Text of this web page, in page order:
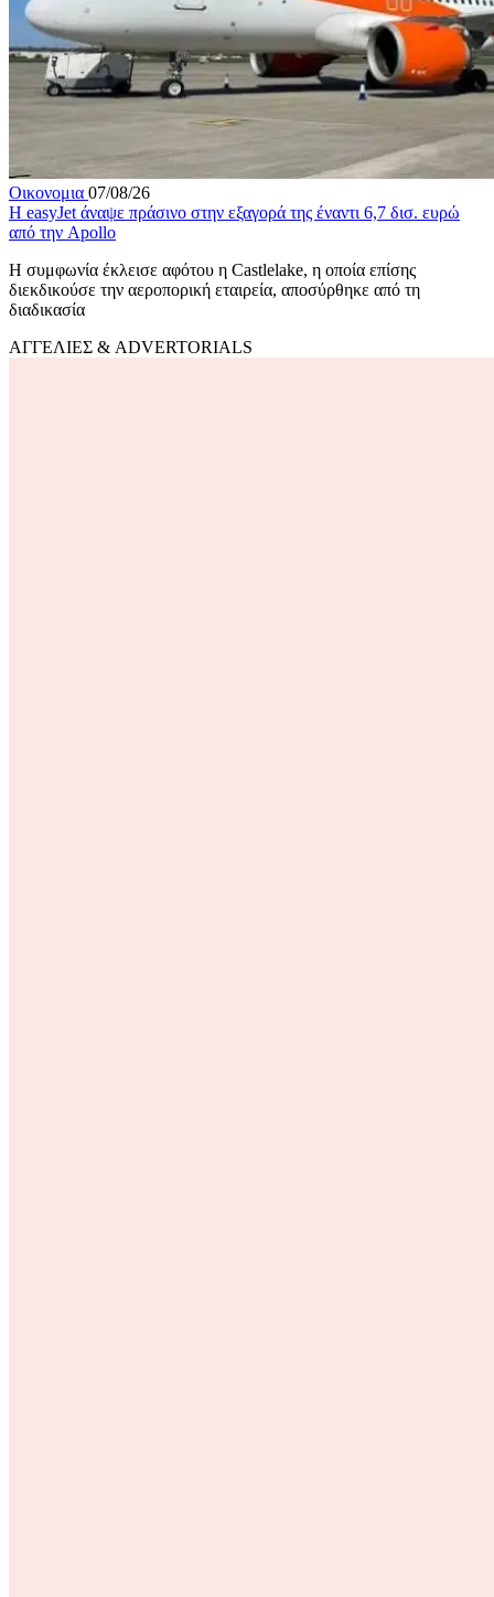
Οικονομια 07/08/26
Η easyJet άναψε πράσινο στην εξαγορά της έναντι 6,7 δισ. ευρώ
από την Apollo
Η συμφωνία έκλεισε αφότου η Castlelake, η οποία επίσης
διεκδικούσε την αεροπορική εταιρεία, αποσύρθηκε από τη
διαδικασία
ΑΓΓΕΛΙΕΣ & ADVERTORIALS